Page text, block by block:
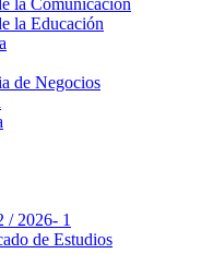
la Comunicación
la Educación
de Negocios
/ 2026- 1
de Estudios